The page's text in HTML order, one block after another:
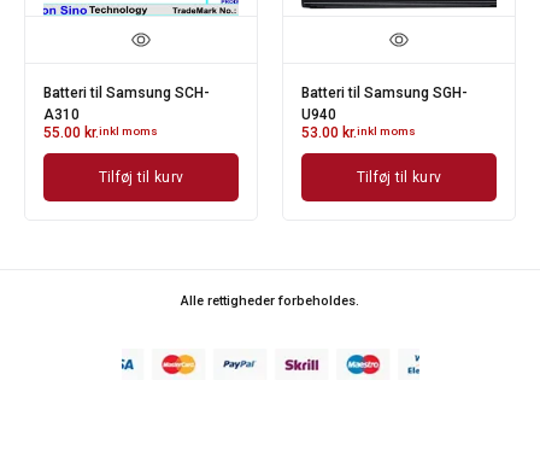
Batteri til Samsung SCH-
A310
55.00 kr.inkl moms
Tilføj til kurv
Batteri til Samsung SGH-
U940
53.00 kr.inkl moms
Tilføj til kurv
Alle rettigheder forbeholdes.